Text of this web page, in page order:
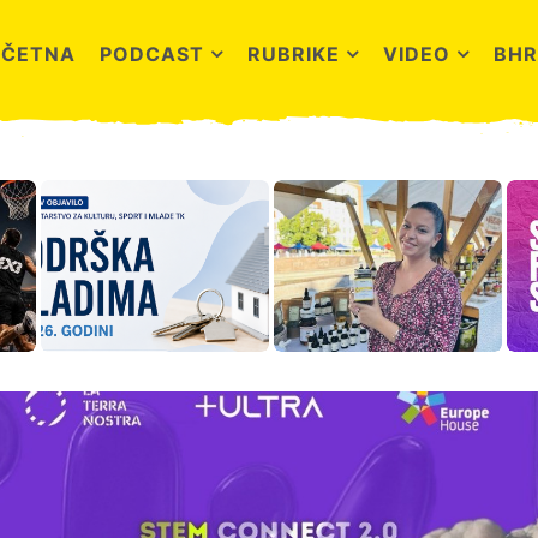
PODCAST RUBRIKE VIDEO